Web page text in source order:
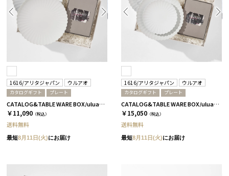
1616/アリタジャパン ウルアオ
カタログギフト プレート
CATALOG&TABLE WARE BOX/uluao/パレスプレート220 2枚セット/全5種 アウレリアーナ
￥11,090 （税込）
送料無料
最短8月11日(火)にお届け
1616/アリタジャパン ウルアオ
カタログギフト プレート
CATALOG&TABLE WARE BOX/uluao/パレスプレート160&220 4枚セット/全5種 アウレリアーナ
￥15,050 （税込）
送料無料
最短8月11日(火)にお届け